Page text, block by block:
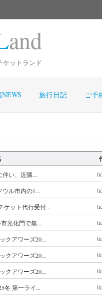
and
ケットランド
旅行日記 ご予
い、近隣...
ル市内の1...
ケット代行受付...
光化門で無...
クアワーズ20...
クアワーズ20...
クアワーズ20...
冬 第一ライ...